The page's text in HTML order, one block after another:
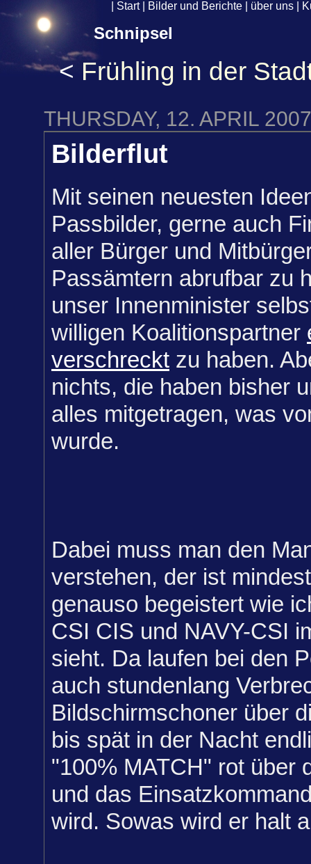
Start| Bilder und Berichte über uns
Schnipsel
< Frühling in der
THURSDAY, 12. APRIL 2007
Bilderflut
Mit seinen neuesten
Passbilder, gerne auch
aller Bürger und
Passämtern abrufbar zu
unser Innenminister
willigen Koalitionspartner
verschreckt zu haben.
nichts, die haben bisher
alles mitgetragen, was
wurde.
Dabei muss man den
verstehen, der ist
genauso begeistert wie
CSI CIS und NAVY-CSI
sieht. Da laufen bei den
auch stundenlang
Bildschirmschoner über
bis spät in der Nacht
"100% MATCH" rot über
und das
wird. Sowas wird er halt